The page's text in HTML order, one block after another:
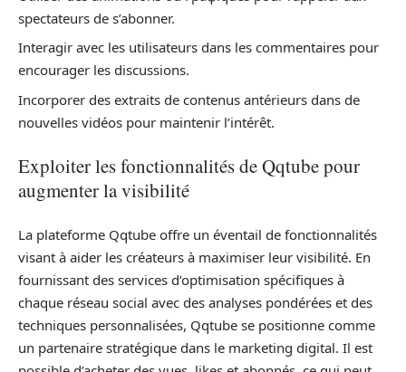
spectateurs de s’abonner.
Interagir avec les utilisateurs dans les commentaires pour
encourager les discussions.
Incorporer des extraits de contenus antérieurs dans de
nouvelles vidéos pour maintenir l’intérêt.
Exploiter les fonctionnalités de Qqtube pour
augmenter la visibilité
La plateforme Qqtube offre un éventail de fonctionnalités
visant à aider les créateurs à maximiser leur visibilité. En
fournissant des services d’optimisation spécifiques à
chaque réseau social avec des analyses pondérées et des
techniques personnalisées, Qqtube se positionne comme
un partenaire stratégique dans le marketing digital. Il est